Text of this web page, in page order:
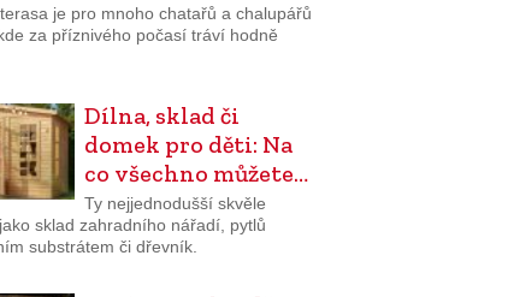
je pro mnoho chatařů a chalupářů
za příznivého počasí tráví hodně
Dílna, sklad či
domek pro děti: Na
co všechno můžete…
Ty nejjednodušší skvěle
sklad zahradního nářadí, pytlů
substrátem či dřevník.